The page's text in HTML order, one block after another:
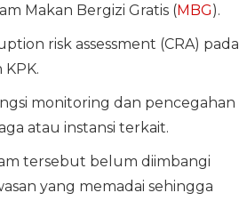
Makan Bergizi Gratis (MBG).
risk assessment (CRA) pada
monitoring dan pencegahan
atau instansi terkait.
tersebut belum diimbangi
yang memadai sehingga